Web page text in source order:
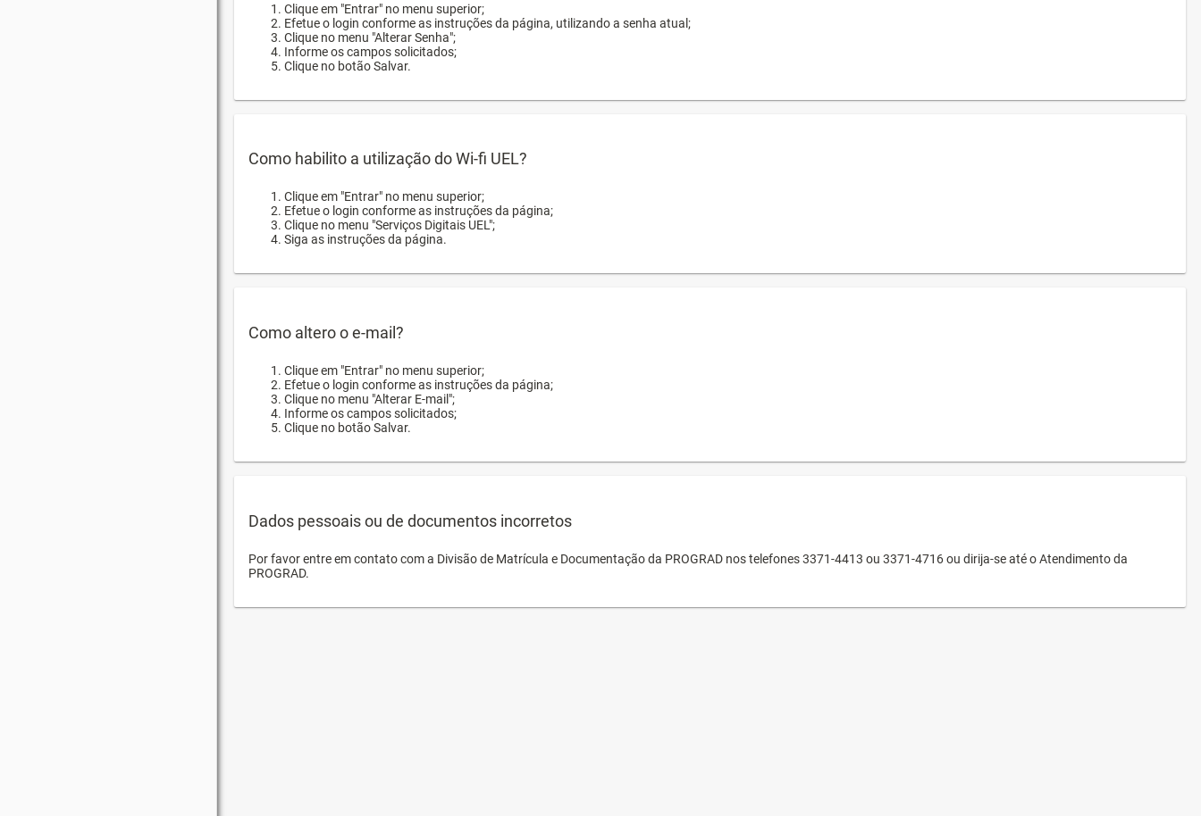
Clique em "Entrar" no menu superior;
Efetue o login conforme as instruções da página, utilizando a senha atual;
Clique no menu "Alterar Senha";
Informe os campos solicitados;
Clique no botão Salvar.
Como habilito a utilização do Wi-fi UEL?
Clique em "Entrar" no menu superior;
Efetue o login conforme as instruções da página;
Clique no menu "Serviços Digitais UEL";
Siga as instruções da página.
Como altero o e-mail?
Clique em "Entrar" no menu superior;
Efetue o login conforme as instruções da página;
Clique no menu "Alterar E-mail";
Informe os campos solicitados;
Clique no botão Salvar.
Dados pessoais ou de documentos incorretos
Por favor entre em contato com a Divisão de Matrícula e Documentação da PROGRAD nos telefones 3371-4413 ou 3371-4716 ou dirija-se até o Atendimento da
PROGRAD.